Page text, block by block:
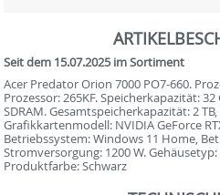
Seit dem 15.07.2025 im Sortiment
Acer Predator Orion 7000 PO7-660.
Prozessor: 265KF. Speicherkapazität:
SDRAM. Gesamtspeicherkapazität: 2
Grafikkartenmodell: NVIDIA GeForce
Betriebssystem: Windows 11 Home,
Stromversorgung: 1200 W.
Produktfarbe: Schwarz